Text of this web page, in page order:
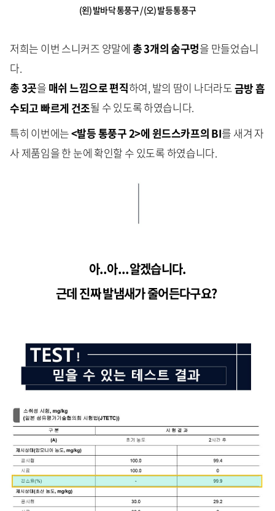
(왼) 발바닥 통풍구 / (오) 발등 통풍구
저희는 이번 스니커즈 양말에 총 3개의숨구멍을 만들었습니
다.
총 3곳을 매쉬 느낌으로 편직하여, 발의 땀이 나더라도금방 흡
수되고 빠르게 건조될 수 있도록 하였습니다.
특히 이번에는<발등 통풍구 2>에 윈드스카프의 BI를 새겨 자
사 제품임을 한 눈에 확인할 수 있도록 하였습니다.
아..아...알겠습니다.
근데 진짜 발냄새가 줄어든다구요?